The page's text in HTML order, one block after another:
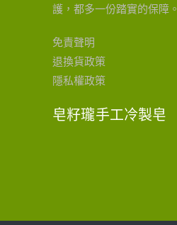
護，都多一份踏實的保障。
免責聲明
退換貨政策
隱私權政策
皂籽瓏手工冷製皂